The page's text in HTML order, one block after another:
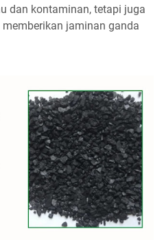
dan kontaminan, tetapi juga
jaminan ganda